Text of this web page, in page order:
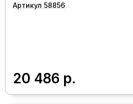
Артикул 58856
20 486 р.